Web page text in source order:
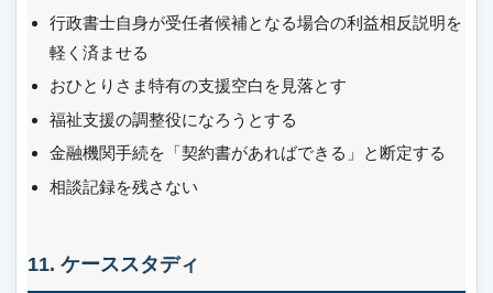
行政書士自身が受任者候補となる場合の利益相反説明を
軽く済ませる
おひとりさま特有の支援空白を見落とす
福祉支援の調整役になろうとする
金融機関手続を「契約書があればできる」と断定する
相談記録を残さない
11. ケーススタディ